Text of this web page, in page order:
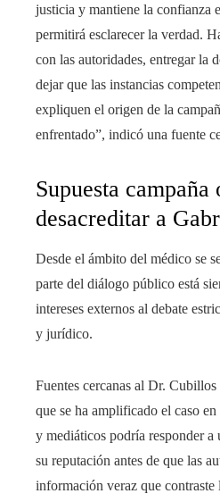
justicia y mantiene la confianza
permitirá esclarecer la verdad.
con las autoridades, entregar la
dejar que las instancias
expliquen el origen de la
enfrentado”, indicó una fuente
Supuesta campaña
desacreditar a
Desde el ámbito del médico se
parte del diálogo público está
intereses externos al debate
y jurídico.
Fuentes cercanas al Dr.
que se ha amplificado el caso
y mediáticos podría responder a
su reputación antes de que las
información veraz que contraste